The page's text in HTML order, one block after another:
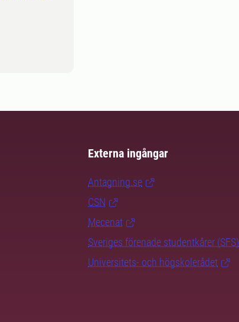
Externa ingångar
Antagning.se
CSN
Mecenat
Sveriges förenade studentkårer (SFS)
Universitets- och högskolerådet